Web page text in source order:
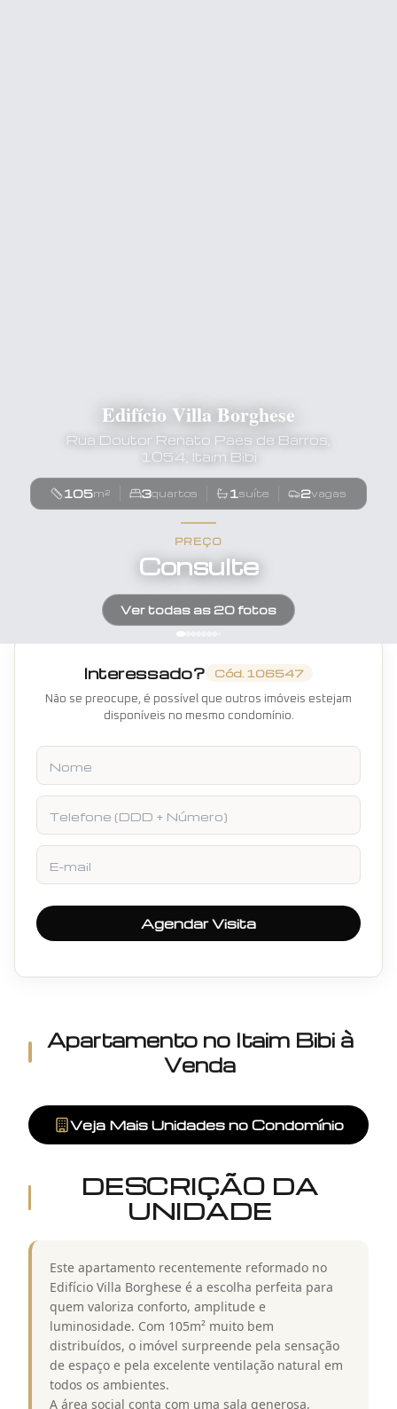
Edifício Villa Borghese
Rua Doutor Renato Paes de Barros,
1054, Itaim Bibi
105m² 3quartos 1suíte 2vagas
PREÇO
Consulte
Ver todas as 20fotos
Apartamento no Itaim Bibi à
Venda
Veja Mais Unidades no Condomínio
DESCRIÇÃO DA
UNIDADE
Este apartamento recentemente reformado no
Edifício Villa Borghese é a escolha perfeita para
quem valoriza conforto, amplitude e
luminosidade. Com 105m² muito bem
distribuídos, o imóvel surpreende pela sensação
de espaço e pela excelente ventilação natural em
todos os ambientes.
A área social conta com uma sala generosa,
Interessado? Cód. 106547
Não se preocupe, é possível que outros imóveis estejam
disponíveis no mesmo condomínio.
Nome
Telefone
E-mail
Agendar Visita